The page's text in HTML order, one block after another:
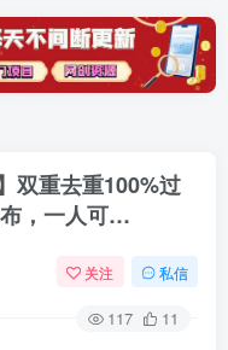
双重去重100%过
，一人可…
关注 私信
117 11